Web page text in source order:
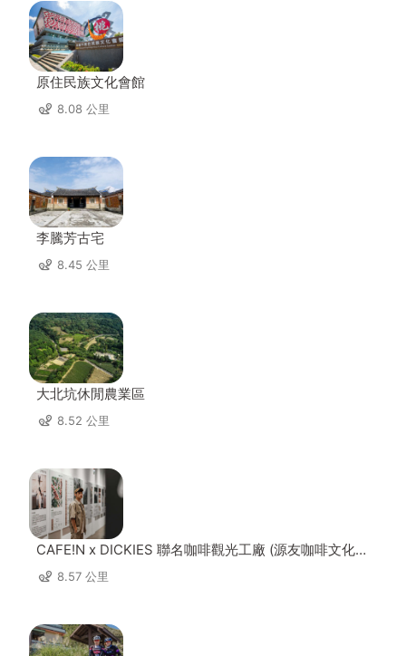
原住民族文化會館
8.08 公里
李騰芳古宅
8.45 公里
大北坑休閒農業區
8.52 公里
CAFE!N x DICKIES 聯名咖啡觀光工廠 (源友咖啡文化園
區) 8.57 公里